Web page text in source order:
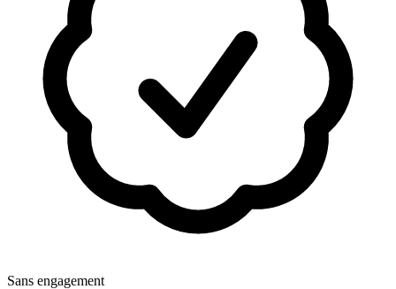
Sans engagement